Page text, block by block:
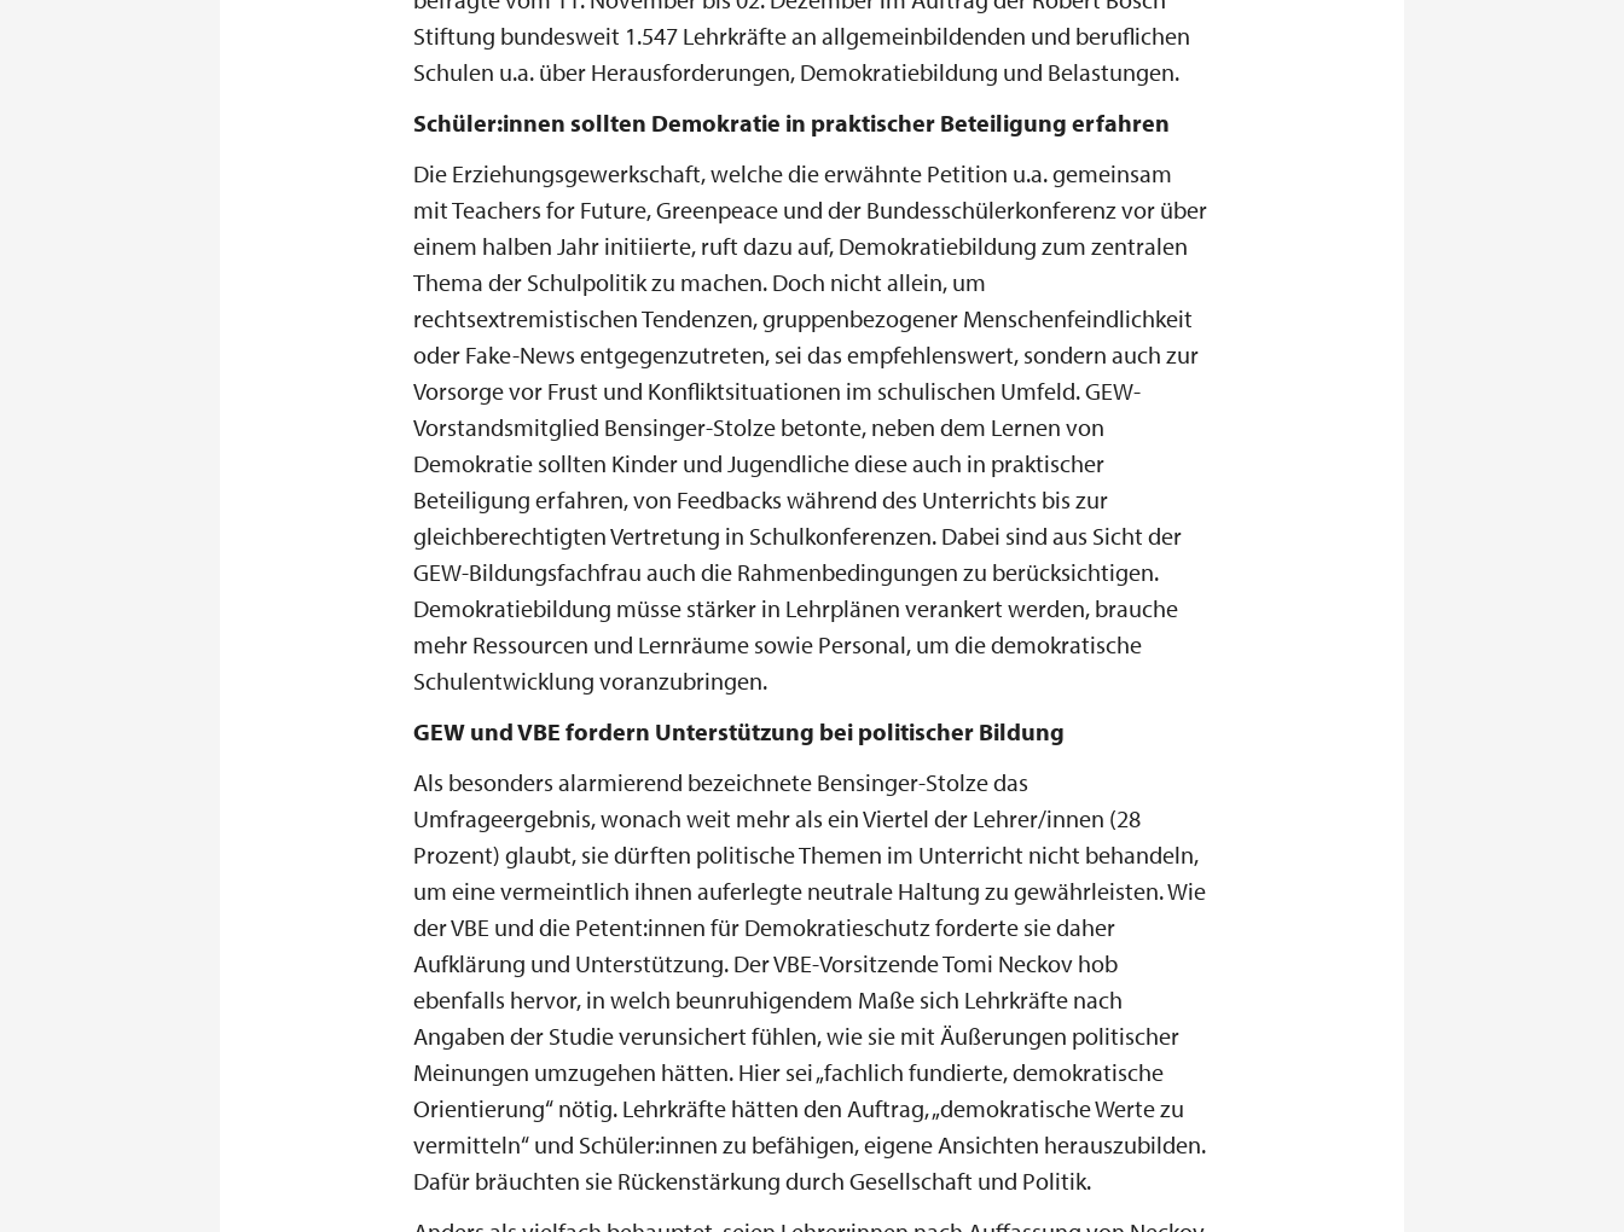
Stiftung bundesweit 1.547 Lehrkräfte an allgemeinbildenden und beruflichen
Schulen u.a. über Herausforderungen, Demokratiebildung und Belastungen.
Schüler:innen sollten Demokratie in praktischer Beteiligung erfahren
Die Erziehungsgewerkschaft, welche die erwähnte Petition u.a. gemeinsam
mit Teachers for Future, Greenpeace und der Bundesschülerkonferenz vor über
einem halben Jahr initiierte, ruft dazu auf, Demokratiebildung zum zentralen
Thema der Schulpolitik zu machen. Doch nicht allein, um
rechtsextremistischen Tendenzen, gruppenbezogener Menschenfeindlichkeit
oder Fake-News entgegenzutreten, sei das empfehlenswert, sondern auch zur
Vorsorge vor Frust und Konfliktsituationen im schulischen Umfeld. GEW-
Vorstandsmitglied Bensinger-Stolze betonte, neben dem Lernen von
Demokratie sollten Kinder und Jugendliche diese auch in praktischer
Beteiligung erfahren, von Feedbacks während des Unterrichts bis zur
gleichberechtigten Vertretung in Schulkonferenzen. Dabei sind aus Sicht der
GEW-Bildungsfachfrau auch die Rahmenbedingungen zu berücksichtigen.
Demokratiebildung müsse stärker in Lehrplänen verankert werden, brauche
mehr Ressourcen und Lernräume sowie Personal, um die demokratische
Schulentwicklung voranzubringen.
GEW und VBE fordern Unterstützung bei politischer Bildung
Als besonders alarmierend bezeichnete Bensinger-Stolze das
Umfrageergebnis, wonach weit mehr als ein Viertel der Lehrer/innen (28
Prozent) glaubt, sie dürften politische Themen im Unterricht nicht behandeln,
um eine vermeintlich ihnen auferlegte neutrale Haltung zu gewährleisten. Wie
der VBE und die Petent:innen für Demokratieschutz forderte sie daher
Aufklärung und Unterstützung. Der VBE-Vorsitzende Tomi Neckov hob
ebenfalls hervor, in welch beunruhigendem Maße sich Lehrkräfte nach
Angaben der Studie verunsichert fühlen, wie sie mit Äußerungen politischer
Meinungen umzugehen hätten. Hier sei „fachlich fundierte, demokratische
Orientierung“ nötig. Lehrkräfte hätten den Auftrag, „demokratische Werte zu
vermitteln“ und Schüler:innen zu befähigen, eigene Ansichten herauszubilden.
Dafür bräuchten sie Rückenstärkung durch Gesellschaft und Politik.